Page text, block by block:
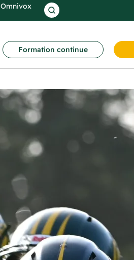
Omnivox
Formation continue